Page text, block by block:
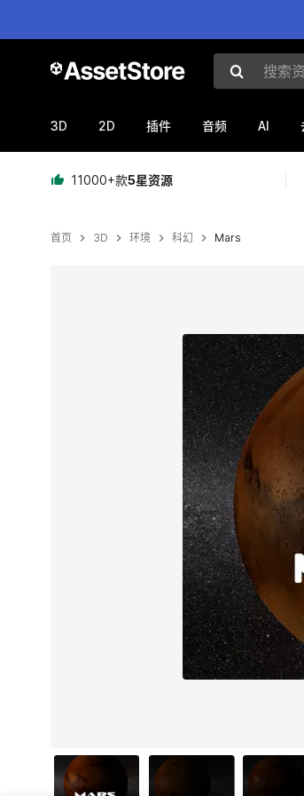
搜索资源
3D 2D 插件 音频 AI
11000+款5星资源
首页 3D 环境 科幻 Mars